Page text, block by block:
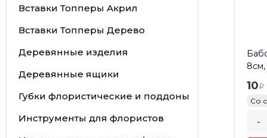
10
Со
-
Вставки Топперы Акрил
Вставки Топперы Дерево
Деревянные изделия
Деревянные ящики
Губки флористические и поддоны
Инструменты для флористов